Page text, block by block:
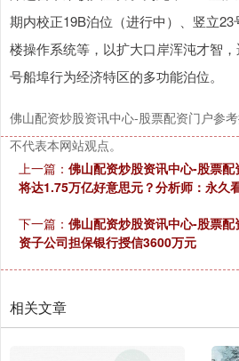
期内校正19B泊位（进行中）、竖立
楼操作系统等，以扩大口岸浑沌才智
号船埠行为经济特区的多功能泊位。
佛山配资炒股资讯中心-股票配资门户参
不代表本网站观点。
上一篇： 佛山配资炒股资讯中心-股票
将达1.75万亿好意思元？分析师：永久
下一篇： 佛山配资炒股资讯中心-股票
资子公司担保银行授信3600万元
相关文章